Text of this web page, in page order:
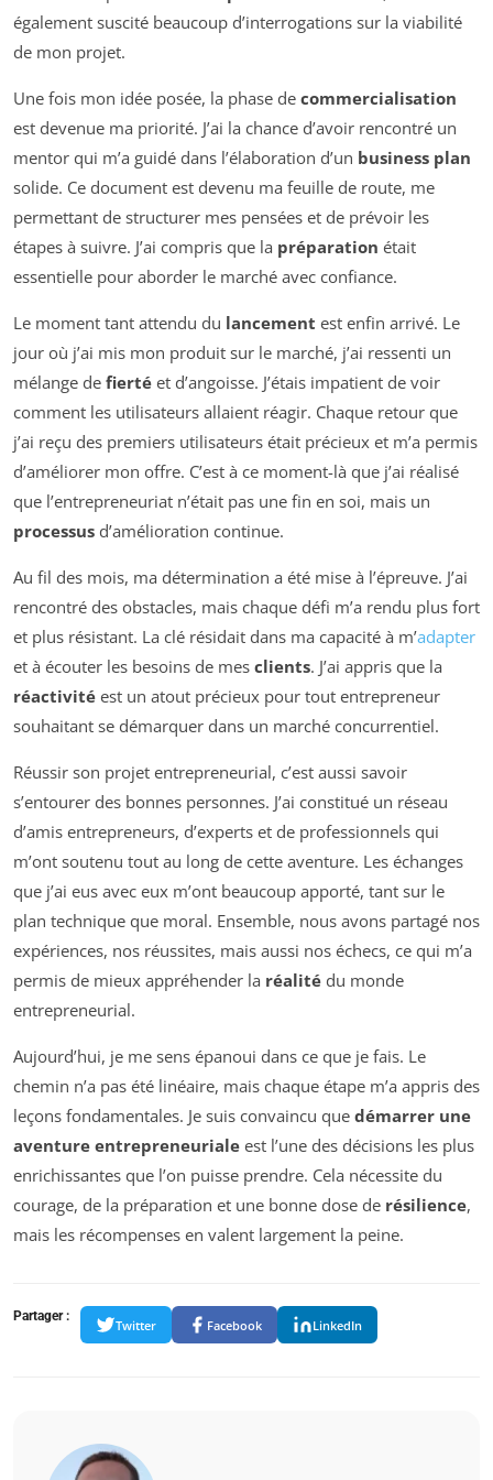
également suscité beaucoup d’interrogations sur la viabilité
de mon projet.
Une fois mon idée posée, la phase de commercialisation
est devenue ma priorité. J’ai la chance d’avoir rencontré un
mentor qui m’a guidé dans l’élaboration d’un business plan
solide. Ce document est devenu ma feuille de route, me
permettant de structurer mes pensées et de prévoir les
étapes à suivre. J’ai compris que la préparation était
essentielle pour aborder le marché avec confiance.
Le moment tant attendu du lancement est enfin arrivé. Le
jour où j’ai mis mon produit sur le marché, j’ai ressenti un
mélange de fierté et d’angoisse. J’étais impatient de voir
comment les utilisateurs allaient réagir. Chaque retour que
j’ai reçu des premiers utilisateurs était précieux et m’a permis
d’améliorer mon offre. C’est à ce moment-là que j’ai réalisé
que l’entrepreneuriat n’était pas une fin en soi, mais un
processus d’amélioration continue.
Au fil des mois, ma détermination a été mise à l’épreuve. J’ai
rencontré des obstacles, mais chaque défi m’a rendu plus fort
et plus résistant. La clé résidait dans ma capacité à m’adapter
et à écouter les besoins de mes clients. J’ai appris que la
réactivité est un atout précieux pour tout entrepreneur
souhaitant se démarquer dans un marché concurrentiel.
Réussir son projet entrepreneurial, c’est aussi savoir
s’entourer des bonnes personnes. J’ai constitué un réseau
d’amis entrepreneurs, d’experts et de professionnels qui
m’ont soutenu tout au long de cette aventure. Les échanges
que j’ai eus avec eux m’ont beaucoup apporté, tant sur le
plan technique que moral. Ensemble, nous avons partagé nos
expériences, nos réussites, mais aussi nos échecs, ce qui m’a
permis de mieux appréhender la réalité du monde
entrepreneurial.
Aujourd’hui, je me sens épanoui dans ce que je fais. Le
chemin n’a pas été linéaire, mais chaque étape m’a appris des
leçons fondamentales. Je suis convaincu que démarrer une
aventure entrepreneuriale est l’une des décisions les plus
enrichissantes que l’on puisse prendre. Cela nécessite du
courage, de la préparation et une bonne dose de résilience,
mais les récompenses en valent largement la peine.
Partager :
Twitter Facebook LinkedIn